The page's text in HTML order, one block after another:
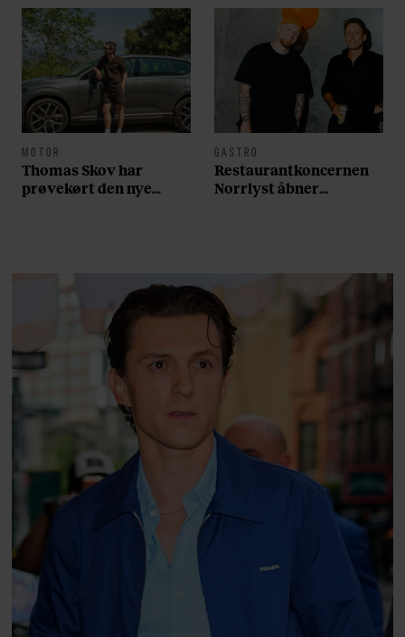
MOTOR
Thomas Skov har
prøvekørt den nye
GASTRO
Restaurantkoncernen
Norrlyst åbner